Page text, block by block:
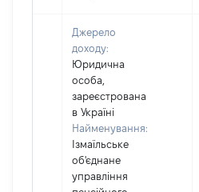
Джерело
доходу:
Юридична
особа,
зареєстрована
в Україні
Найменування:
Ізмаїльське
об'єднане
управління